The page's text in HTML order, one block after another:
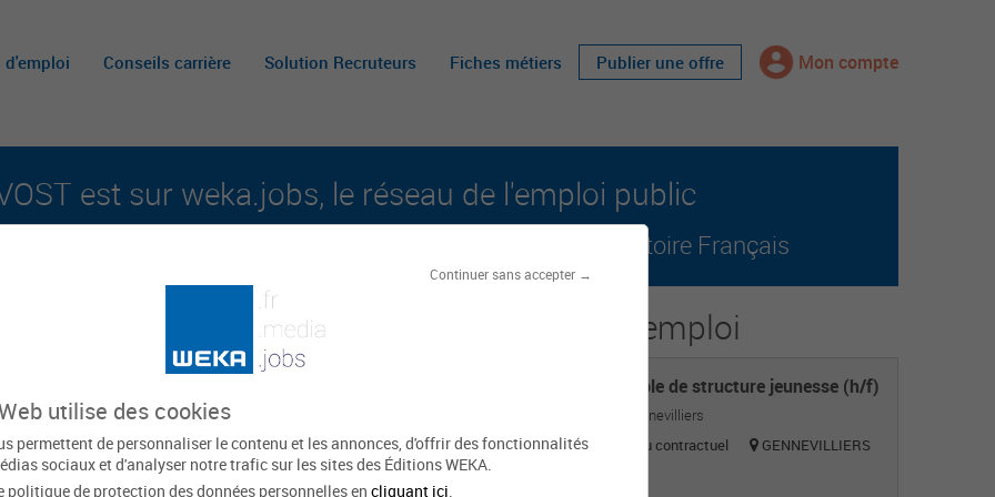
Continuer sans accepter →
utilise des cookies
permettent de personnaliser le contenu et les annonces, d'offrir des fonctionnalités
sociaux et d'analyser notre trafic sur les sites des Éditions WEKA.
politique de protection des données personnelles en cliquant ici
d'emploi Conseils carrière Solution Recruteurs Fiches métiers Publier une offre Mon compte
est sur weka.jobs, le réseau de l'emploi public
aux carrières publiques et aux offres d'emploi sur tout le territoire Français
Île-de-France
Les offres d'emploi
Responsable de structure jeunesse (h/f)
Mairie de Gennevilliers
Titulaire ou contractuel
GENNEVILLIERS